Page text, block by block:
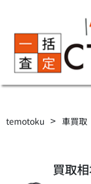
temotoku > 車買取
買取